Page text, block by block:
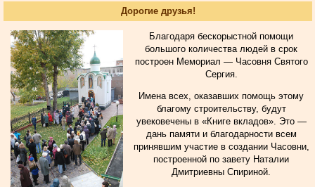
Дорогие друзья!
Благодаря бескорыстной помощи
большого количества людей в срок
построен Мемориал — Часовня Святого
Сергия.
Имена всех, оказавших помощь этому
благому строительству, будут
увековечены в «Книге вкладов». Это —
дань памяти и благодарности всем
принявшим участие в создании Часовни,
построенной по завету Наталии
Дмитриевны Спириной.